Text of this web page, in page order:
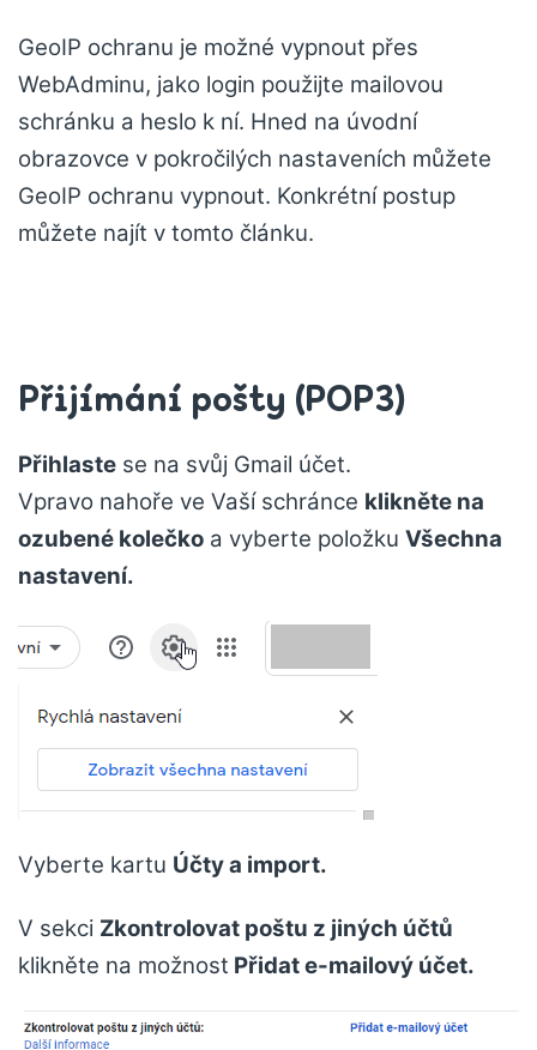
GeoIP ochranu je možné vypnout přes
WebAdminu, jako login použijte mailovou
schránku a heslo k ní. Hned na úvodní
obrazovce v pokročilých nastaveních můžete
GeoIP ochranu vypnout. Konkrétní postup
můžete najít v tomto článku.
Přijímání pošty (POP3)
Přihlaste se na svůj Gmail účet.
Vpravo nahoře ve Vaší schránce klikněte na
ozubené kolečko a vyberte položku Všechna
nastavení.
Vyberte kartu Účty a import.
V sekci Zkontrolovat poštu z jiných účtů
klikněte na možnost Přidat e-mailový účet.